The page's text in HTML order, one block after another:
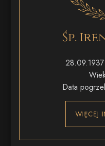
Śp.
Data
WIĘCEJ